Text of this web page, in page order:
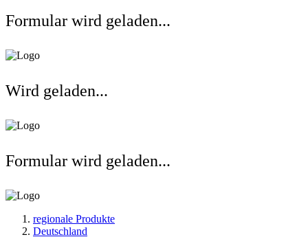
Formular wird geladen...
Wird geladen...
Formular wird geladen...
regionale Produkte
Deutschland